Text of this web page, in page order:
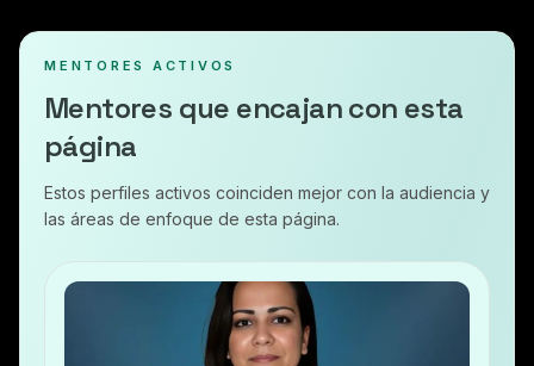
MENTORES ACTIVOS
Mentores que encajan con esta
página
Estos perfiles activos coinciden mejor con la audiencia y
las áreas de enfoque de esta página.